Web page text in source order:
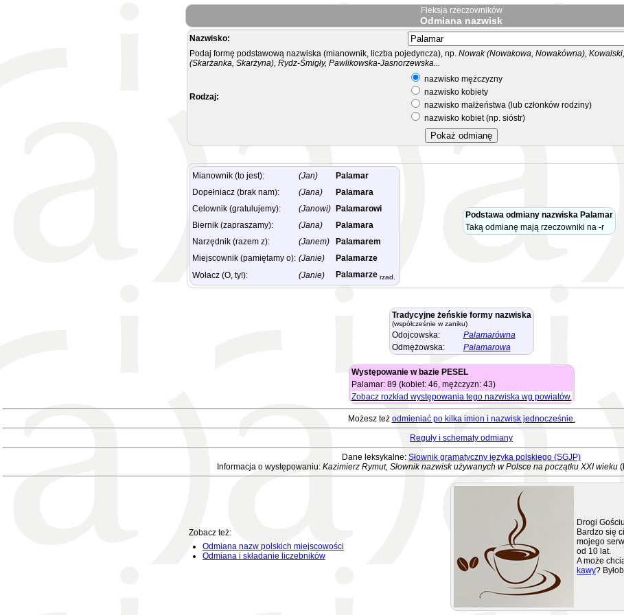
Fleksja rzeczowników
Odmiana nazwisk
Nazwisko:
Podaj formę podstawową nazwiska (mianownik, liczba pojedyncza), np. Nowak (Nowakowa, Nowakówna),
(Skarżanka, Skarżyna), Rydz-Śmigły, Pawlikowska-Jasnorzewska...
Rodzaj:
nazwisko mężczyzny
nazwisko kobiety
nazwisko małżeństwa (lub członków rodziny)
nazwisko kobiet (np. sióstr)
Mianownik (to jest): (Jan)
Palamar
Dopełniacz (brak nam):
(Jana)
Palamara
Celownik (gratulujemy):
(Janowi)
Palamarowi
Biernik (zapraszamy):
(Jana)
Palamara
Narzędnik (razem z):
(Janem)
Palamarem
Miejscownik (pamiętamy o): (Janie)
Palamarze
Wołacz (O, ty!):
(Janie) Palamarze rzad.
Podstawa odmiany nazwiska Palamar
Taką odmianę mają rzeczowniki na -r
Tradycyjne żeńskie formy nazwiska
(współcześnie w zaniku)
Odojcowska:
Palamarówna
Odmężowska:
Palamarowa
Występowanie w bazie PESEL
Palamar: 89 (kobiet: 46, mężczyzn: 43)
Zobacz rozkład występowania tego nazwiska wg powiatów.
Możesz też odmieniać po kilka imion i nazwisk jednocześnie.
Reguły i schematy odmiany
Dane leksykalne: Słownik gramatyczny języka polskiego (SGJP)
Informacja o występowaniu: Kazimierz Rymut, Słownik nazwisk używanych w Polsce na początku XXI wieku
Zobacz też:
Odmiana nazw polskich miejscowości
Odmiana i składanie liczebników
Drogi
Bardzo się
mojego
od 10 lat.
A może
kawy?